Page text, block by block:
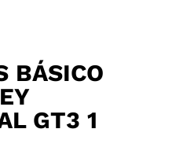
BÁSICO
GT3 1